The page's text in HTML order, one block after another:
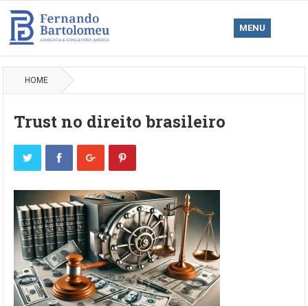
MENU
HOME
Trust no direito brasileiro